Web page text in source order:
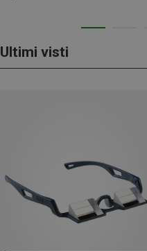
Ultimi visti